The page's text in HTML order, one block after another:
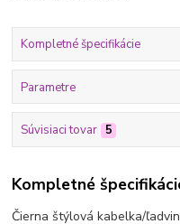
Kompletné špecifikácie
Parametre
Súvisiaci tovar 5
Kompletné
Čierna štýlová kabelka/